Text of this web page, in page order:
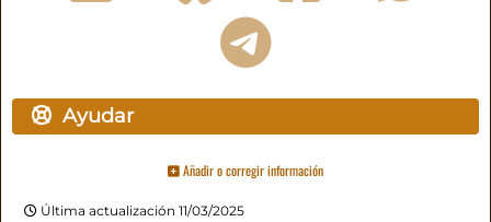
Ayudar
Añadir o corregir información
Última actualización 11/03/2025